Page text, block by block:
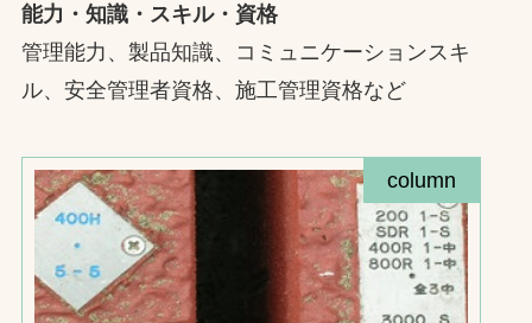
能力・知識・スキル・資格
管理能力、製品知識、コミュニケーションスキ
ル、安全管理者資格、施工管理資格など
column